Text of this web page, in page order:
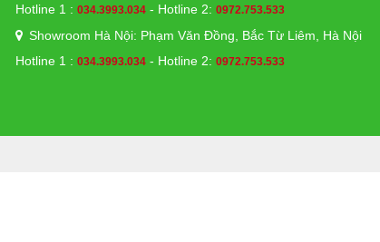
Hotline 1 : 034.3993.034 - Hotline 2: 0972.753.533
Showroom Hà Nội: Phạm Văn Đồng, Bắc Từ Liêm, Hà Nội
Hotline 1 : 034.3993.034 - Hotline 2: 0972.753.533